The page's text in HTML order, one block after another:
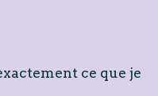
ce que je